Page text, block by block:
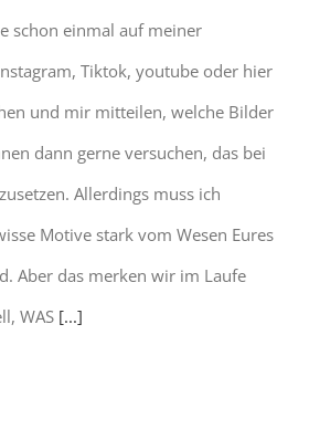
schon einmal auf meiner
Tiktok, youtube oder hier
und mir mitteilen, welche Bilder
dann gerne versuchen, das bei
Allerdings muss ich
Motive stark vom Wesen Eures
Aber das merken wir im Laufe
WAS [...]